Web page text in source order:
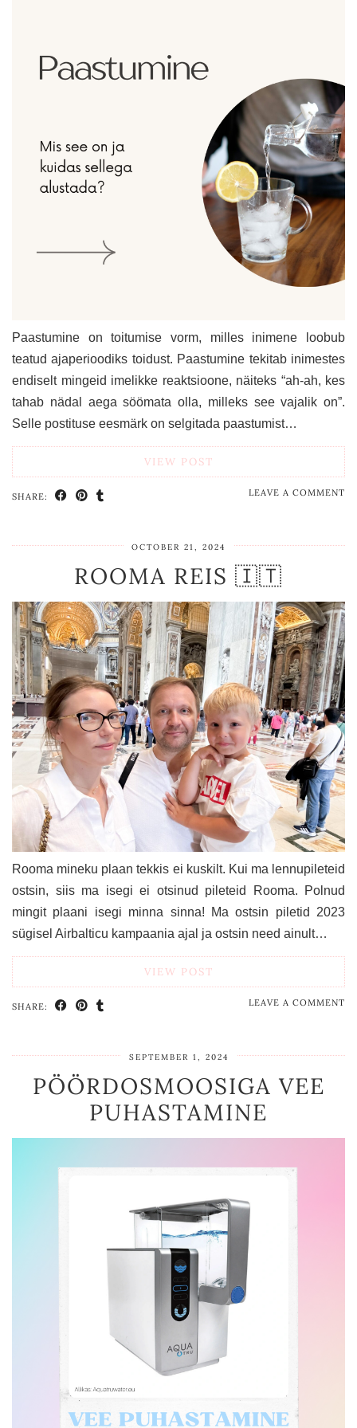
Paastumine on toitumise vorm, milles inimene loobub
teatud ajaperioodiks toidust. Paastumine tekitab inimestes
endiselt mingeid imelikke reaktsioone, näiteks “ah-ah, kes
tahab nädal aega söömata olla, milleks see vajalik on”.
Selle postituse eesmärk on selgitada paastumist…
VIEW POST
SHARE: LEAVE A COMMENT
OCTOBER 21, 2024
ROOMA REIS 🇮🇹
Rooma mineku plaan tekkis ei kuskilt. Kui ma lennupileteid
ostsin, siis ma isegi ei otsinud pileteid Rooma. Polnud
mingit plaani isegi minna sinna! Ma ostsin piletid 2023
sügisel Airbalticu kampaania ajal ja ostsin need ainult…
VIEW POST
SHARE: LEAVE A COMMENT
SEPTEMBER 1, 2024
PÖÖRDOSMOOSIGA VEE
PUHASTAMINE